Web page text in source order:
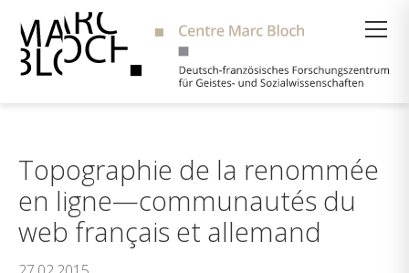
Topographie de la renommée
en ligne—communautés du
web français et allemand